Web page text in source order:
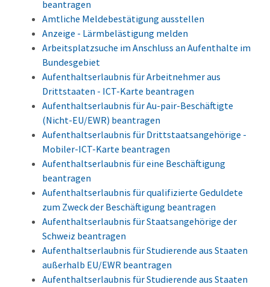
beantragen
Amtliche Meldebestätigung ausstellen
Anzeige - Lärmbelästigung melden
Arbeitsplatzsuche im Anschluss an Aufenthalte im
Bundesgebiet
Aufenthaltserlaubnis für Arbeitnehmer aus
Drittstaaten - ICT-Karte beantragen
Aufenthaltserlaubnis für Au-pair-Beschäftigte
(Nicht-EU/EWR) beantragen
Aufenthaltserlaubnis für Drittstaatsangehörige -
Mobiler-ICT-Karte beantragen
Aufenthaltserlaubnis für eine Beschäftigung
beantragen
Aufenthaltserlaubnis für qualifizierte Geduldete
zum Zweck der Beschäftigung beantragen
Aufenthaltserlaubnis für Staatsangehörige der
Schweiz beantragen
Aufenthaltserlaubnis für Studierende aus Staaten
außerhalb EU/EWR beantragen
Aufenthaltserlaubnis für Studierende aus Staaten